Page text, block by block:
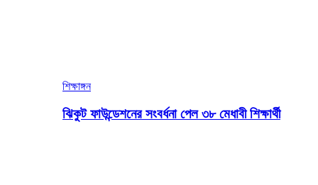
শিক্ষাঙ্গন
ঝিকুট ফাউন্ডেশনের সংবর্ধনা পেল ৩৮ মেধাবী শিক্ষার্থী